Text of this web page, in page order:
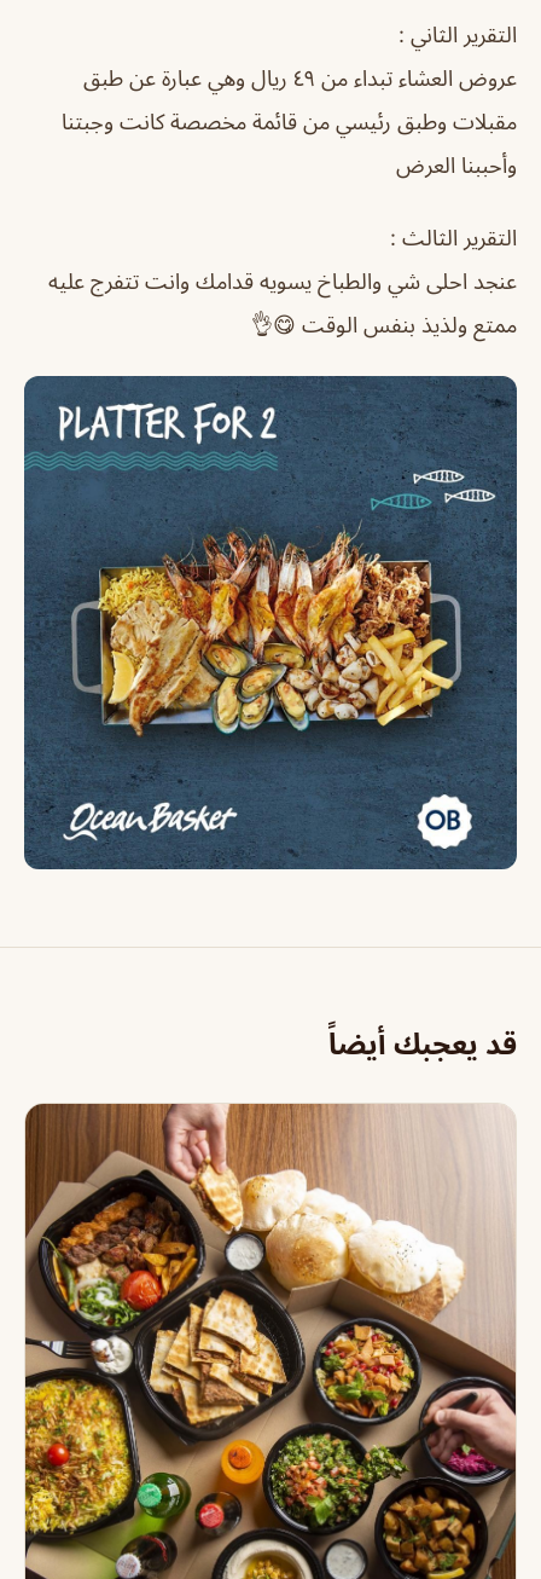
التقرير الثاني :
عروض العشاء تبداء من ٤٩ ريال وهي عبارة عن طبق
مقبلات وطبق رئيسي من قائمة مخصصة كانت وجبتنا
وأحببنا العرض
التقرير الثالث :
عنجد احلى شي والطباخ يسويه قدامك وانت تتفرج عليه
ممتع ولذيذ بنفس الوقت 😋👌
قد يعجبك أيضاً